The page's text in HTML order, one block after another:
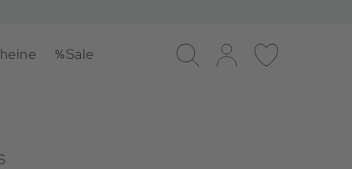
Sale
Suche Log-in Merkliste